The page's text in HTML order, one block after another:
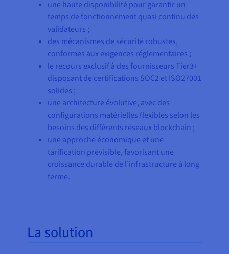
une haute disponibilité pour garantir un
temps de fonctionnement quasi continu des
validateurs ;
des mécanismes de sécurité robustes,
conformes aux exigences réglementaires ;
le recours exclusif à des fournisseurs Tier3+
disposant de certifications SOC2 et ISO27001
solides ;
une architecture évolutive, avec des
configurations matérielles flexibles selon les
besoins des différents réseaux blockchain ;
une approche économique et une
tarification prévisible, favorisant une
croissance durable de l’infrastructure à long
terme.
La solution